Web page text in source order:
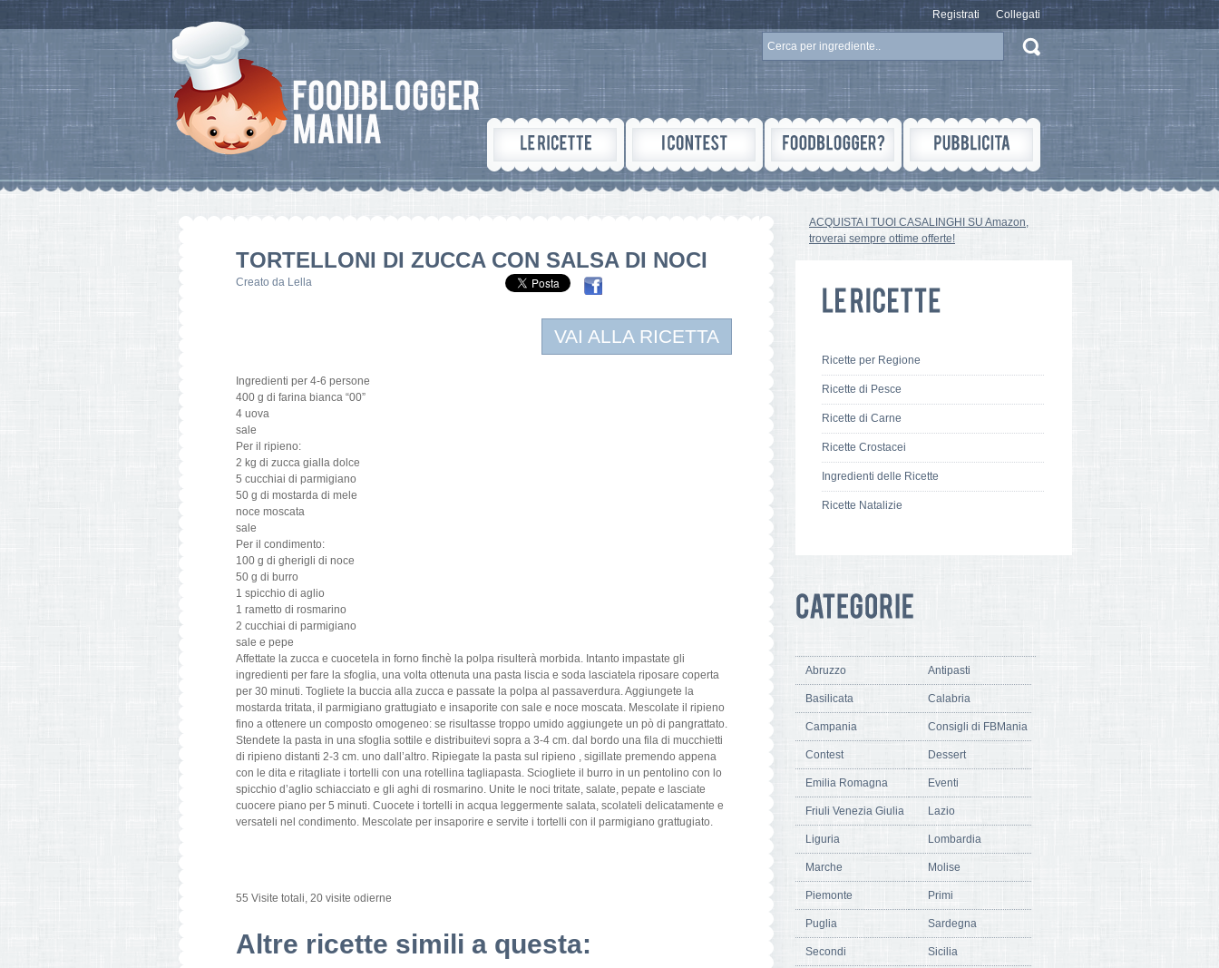
Registrati Collegati
TORTELLONI DI ZUCCA CON SALSA DI NOCI
Creato da Lella
VAI ALLA RICETTA
Ingredienti per 4-6 persone
400 g di farina bianca “00”
4 uova
sale
Per il ripieno:
2 kg di zucca gialla dolce
5 cucchiai di parmigiano
50 g di mostarda di mele
noce moscata
sale
Per il condimento:
100 g di gherigli di noce
50 g di burro
1 spicchio di aglio
1 rametto di rosmarino
2 cucchiai di parmigiano
sale e pepe
Affettate la zucca e cuocetela in forno finchè la polpa risulterà morbida. Intanto impastate gli
ingredienti per fare la sfoglia, una volta ottenuta una pasta liscia e soda lasciatela riposare coperta
per 30 minuti. Togliete la buccia alla zucca e passate la polpa al passaverdura. Aggiungete la
mostarda tritata, il parmigiano grattugiato e insaporite con sale e noce moscata. Mescolate il ripieno
fino a ottenere un composto omogeneo: se risultasse troppo umido aggiungete un pò di pangrattato.
Stendete la pasta in una sfoglia sottile e distribuitevi sopra a 3-4 cm. dal bordo una fila di mucchietti
di ripieno distanti 2-3 cm. uno dall’altro. Ripiegate la pasta sul ripieno , sigillate premendo appena
con le dita e ritagliate i tortelli con una rotellina tagliapasta. Sciogliete il burro in un pentolino con lo
spicchio d’aglio schiacciato e gli aghi di rosmarino. Unite le noci tritate, salate, pepate e lasciate
cuocere piano per 5 minuti. Cuocete i tortelli in acqua leggermente salata, scolateli delicatamente e
versateli nel condimento. Mescolate per insaporire e servite i tortelli con il parmigiano grattugiato.
55 Visite totali, 20 visite odierne
Altre ricette simili a questa:
ACQUISTA I TUOI CASALINGHI SU Amazon,
troverai sempre ottime offerte!
Ricette per Regione
Ricette di Pesce
Ricette di Carne
Ricette Crostacei
Ingredienti delle Ricette
Ricette Natalizie
Abruzzo Antipasti
Basilicata Calabria
Campania Consigli di FBMania
Contest Dessert
Emilia Romagna Eventi
Friuli Venezia Giulia Lazio
Liguria Lombardia
Marche Molise
Piemonte Primi
Puglia Sardegna
Secondi Sicilia